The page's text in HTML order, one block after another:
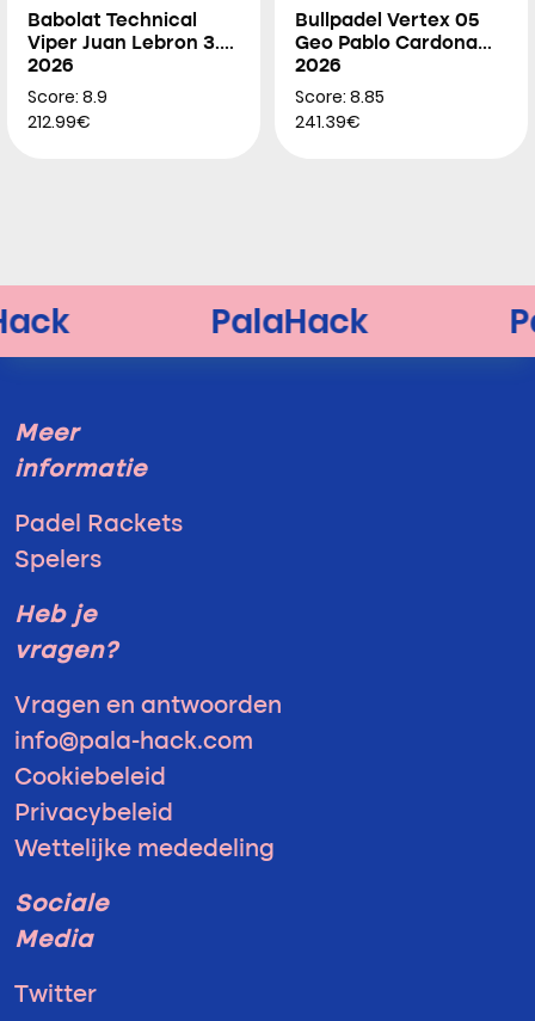
Babolat Technical
Viper Juan Lebron 3.0
2026
Score: 8.9
212.99€
Bullpadel Vertex 05
Geo Pablo Cardona
2026
Score: 8.85
241.39€
Meer
informatie
Padel Rackets
Spelers
Heb je
vragen?
Vragen en antwoorden
info@pala-hack.com
Cookiebeleid
Privacybeleid
Wettelijke mededeling
Sociale
Media
Twitter